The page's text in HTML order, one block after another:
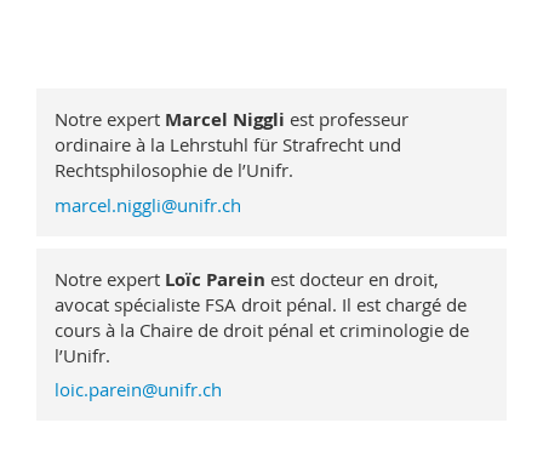
Notre expert Marcel Niggli est professeur
ordinaire à la Lehrstuhl für Strafrecht und
Rechtsphilosophie de l’Unifr.
marcel.niggli@unifr.ch
Notre expert Loïc Parein est docteur en droit,
avocat spécialiste FSA droit pénal. Il est chargé de
cours à la Chaire de droit pénal et criminologie de
l’Unifr.
loic.parein@unifr.ch